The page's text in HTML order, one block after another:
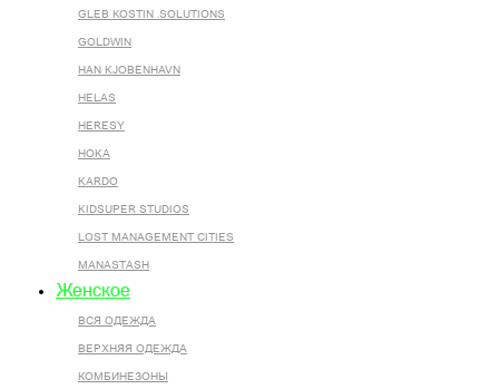
GLEB KOSTIN .SOLUTIONS
GOLDWIN
HAN KJOBENHAVN
HELAS
HERESY
HOKA
KARDO
KIDSUPER STUDIOS
LOST MANAGEMENT CITIES
MANASTASH
Женское
ВСЯ ОДЕЖДА
ВЕРХНЯЯ ОДЕЖДА
КОМБИНЕЗОНЫ